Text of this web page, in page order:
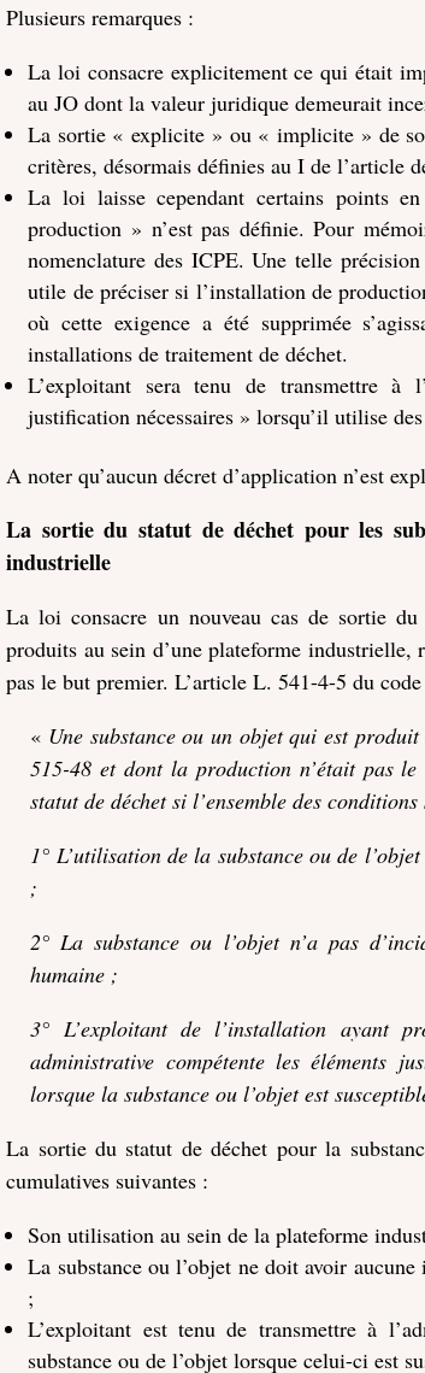
Plusieurs remarques :
La loi consacre explicitement ce qui était
au JO dont la valeur juridique demeurait
La sortie « explicite » ou « implicite » de
critères, désormais définies au I de l’article
La loi laisse cependant certains points
production » n’est pas définie. Pour
nomenclature des ICPE. Une telle
utile de préciser si l’installation de
où cette exigence a été supprimée
installations de traitement de déchet.
L’exploitant sera tenu de transmettre à
justification nécessaires » lorsqu’il utilise
A noter qu’aucun décret d’application n’est
La sortie du statut de déchet pour les
industrielle
La loi consacre un nouveau cas de sortie
produits au sein d’une plateforme
pas le but premier. L’article L. 541-4-5 du
« Une substance ou un objet qui est
515-48 et dont la production n’était pas
statut de déchet si l’ensemble des
1° L’utilisation de la substance ou de
;
2° La substance ou l’objet n’a pas
humaine ;
3° L’exploitant de l’installation ayant
administrative compétente les éléments
lorsque la substance ou l’objet est
La sortie du statut de déchet pour la
cumulatives suivantes :
Son utilisation au sein de la plateforme
La substance ou l’objet ne doit avoir
;
L’exploitant est tenu de transmettre à
substance ou de l’objet lorsque celui-ci est